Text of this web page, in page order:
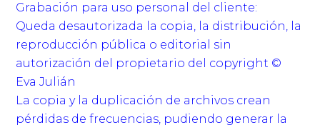
Grabación para uso personal del cliente:
Queda desautorizada la copia, la distribución, la
reproducción pública o editorial sin
autorización del propietario del copyright ©
Eva Julián
La copia y la duplicación de archivos crean
pérdidas de frecuencias, pudiendo generar la